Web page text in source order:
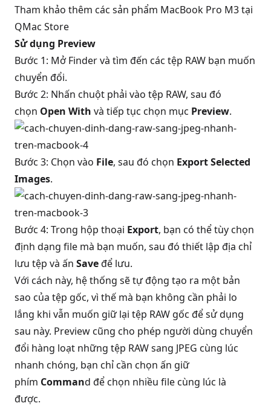
Tham khảo thêm các sản phẩm MacBook Pro M3tại
QMac Store
Sử dụng Preview
Bước 1: Mở Finder và tìm đến các tệp RAW bạn muốn
chuyển đổi.
Bước 2: Nhấn chuột phải vào tệp RAW, sau đó
chọn Open With và tiếp tục chọn mục Preview.
Bước 3: Chọn vào File, sau đó chọn Export Selected
Images.
Bước 4: Trong hộp thoại Export, bạn có thể tùy chọn
định dạng file mà bạn muốn, sau đó thiết lập địa chỉ
lưu tệp và ấn Saveđể lưu.
Với cách này, hệ thống sẽ tự động tạo ra một bản
sao của tệp gốc, vì thế mà bạn không cần phải lo
lắng khi vẫn muốn giữ lại tệp RAW gốc để sử dụng
sau này. Preview cũng cho phép người dùng chuyển
đổi hàng loạt những tệp RAW sang JPEG cùng lúc
nhanh chóng, bạn chỉ cần chọn ấn giữ
phím Command để chọn nhiều file cùng lúc là
được.